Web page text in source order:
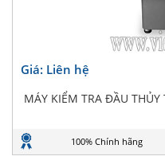
Giá: Liên hệ
MÁY KIỂM TRA ĐẦU
100% Chính hãng